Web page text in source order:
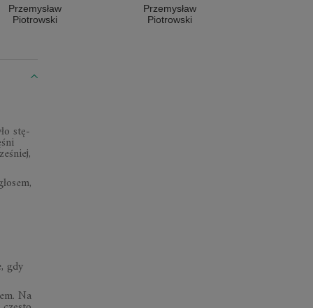
Przemysław
Piotrowski
Przemysław
Piotrowski
stę­
gdy
Na